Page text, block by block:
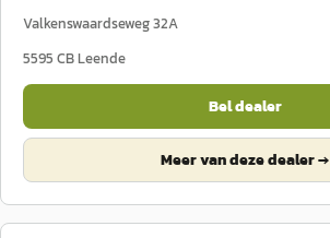
Valkenswaardseweg 32A
5595 CBLeende
Bel dealer
Meer van deze dealer →